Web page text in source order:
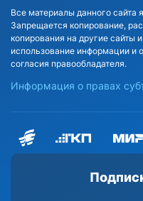
Все материалы данного сайта
Запрещается копирование,
копирования на другие сайты
использование информации и
согласия правообладателя.
Информация о правах